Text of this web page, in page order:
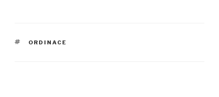
ŠTÍTKY
ORDINACE